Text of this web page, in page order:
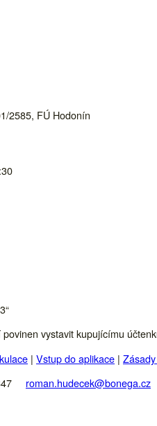
2585, FÚ Hodonín
vystavit kupujícímu
| Vstup do aplikace |
roman.hudecek@bonega.cz